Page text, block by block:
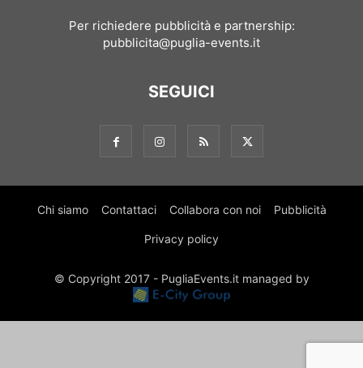
Per richiedere pubblicità e partnership:
pubblicita@puglia-events.it
SEGUICI
Chi siamo Contattaci Collabora con noi Pubblicità
Privacy policy
© Copyright 2017 - PugliaEvents.it managed by